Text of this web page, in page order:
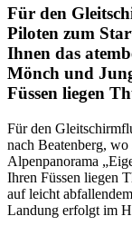
Für den
Piloten zum
Ihnen das
Mönch und
Füssen liegen
Für den
nach Beatenberg, wo
Alpenpanorama
Ihren Füssen liegen
auf leicht
Landung erfolgt im